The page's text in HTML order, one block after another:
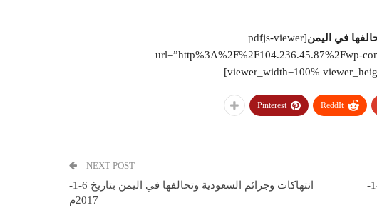
في اليمن [pdfjs-viewer
url=”http%3A%2F%2F104.236.45.87%2Fwp-
viewer_width=100%
ReddIt
Pinterest
انتهاكات وجرائم السعودية وتحالفها في اليمن بتاريخ 4-1-
NEXT POST
انتهاكات وجرائم السعودية وتحالفها في اليمن بتاريخ 6-1-
2017م